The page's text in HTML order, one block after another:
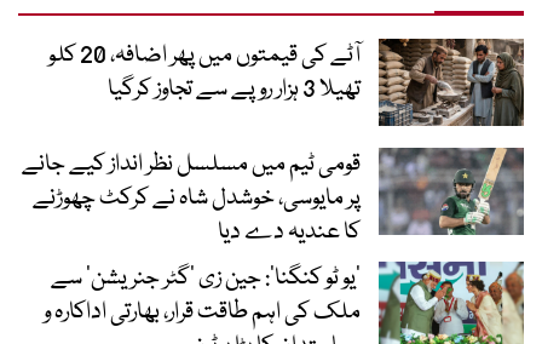
آٹے کی قیمتوں میں پھر اضافہ، 20 کلو
تھیلا 3 ہزار روپے سے تجاوز کرگیا
قومی ٹیم میں مسلسل نظر انداز کیے جانے
پر مایوسی، خوشدل شاہ نے کرکٹ چھوڑنے
کا عندیہ دے دیا
’یو ٹو کنگنا‘: جین زی ’گٹر جنریشن‘ سے
ملک کی اہم طاقت قرار، بھارتی اداکارہ و